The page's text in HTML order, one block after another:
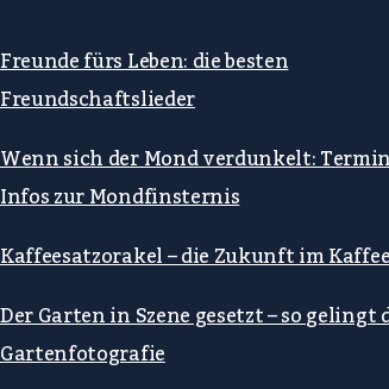
Freunde fürs Leben: die besten
Freundschaftslieder
Wenn sich der Mond verdunkelt:
Infos zur Mondfinsternis
Kaffeesatzorakel – die Zukunft im
Der Garten in Szene gesetzt – so gelingt
Gartenfotografie